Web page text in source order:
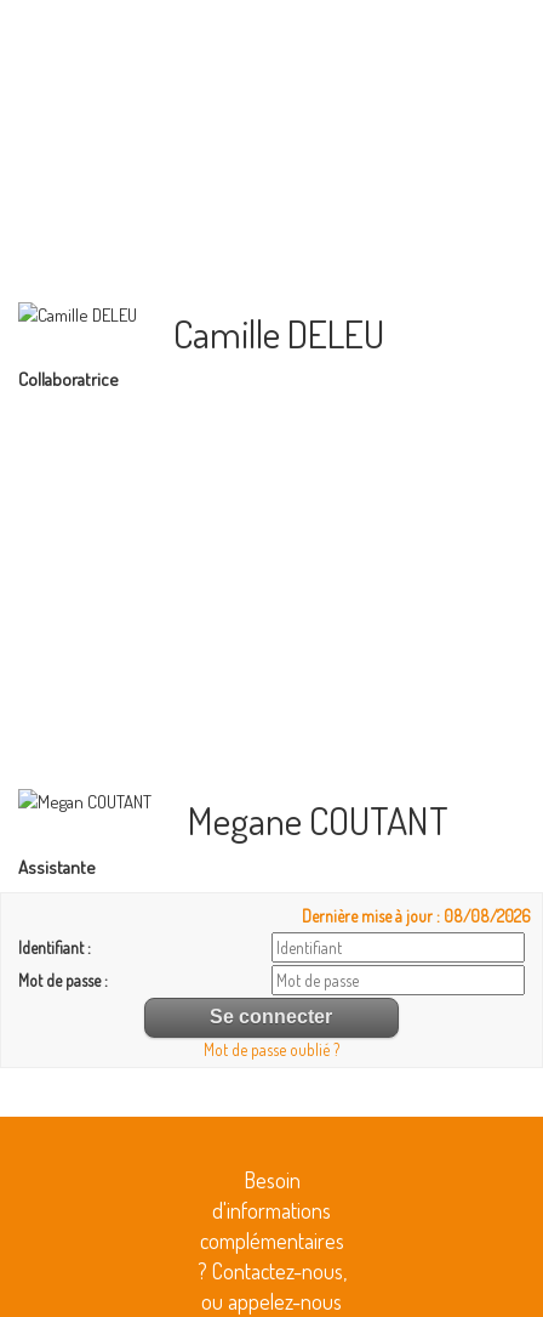
Camille DELEU
Collaboratrice
Megane COUTANT
Assistante
Dernière mise à jour : 08/08/2026
Identifiant :
Mot de passe :
Mot de passe oublié ?
Besoin
d'informations
complémentaires
? Contactez-nous,
ou appelez-nous